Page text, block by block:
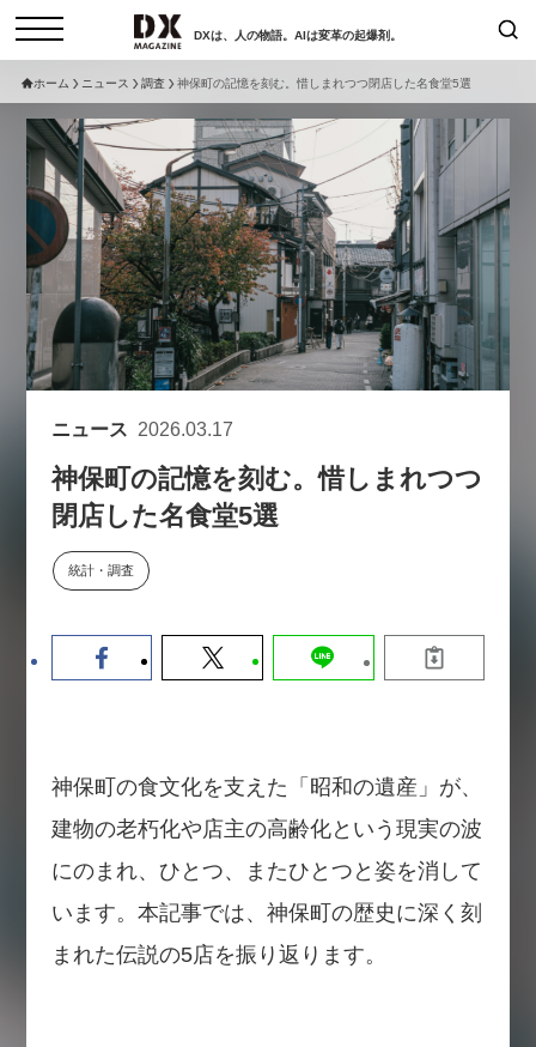
DXは、人の物語。AIは変革の起爆剤。
コラム インタビュー
セミナー ニュース
サービスメニュー 日本オムニチャネル協会
トップページ
特集
動画
サイトマップ
お問い合わせ
個人情報保護法について
採用情報
検索
現在開催予定のセミナー
セミナー
非公開: 【8/6開催】AIエージェン
ト時代、日本企業は何から始める
新潮流から学ぶ〜
セミナー
【8/12開催】「イノベーションを
～
2026-06-10
ホーム ニュース 調査 神保町の記憶を刻む。惜しまれつつ閉店した名食堂5選
ニュース 2026.03.17
神保町の記憶を刻む。惜しまれつつ
閉店した名食堂5選
統計・調査
神保町の食文化を支えた「昭和の遺産」が、
建物の老朽化や店主の高齢化という現実の波
にのまれ、ひとつ、またひとつと姿を消して
います。本記事では、神保町の歴史に深く刻
まれた伝説の5店を振り返ります。